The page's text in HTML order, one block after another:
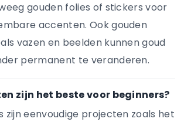
gouden folies of stickers voor
accenten. Ook gouden
vazen en beelden kunnen goud
permanent te veranderen.
zijn het beste voor beginners?
zijn eenvoudige projecten zoals het